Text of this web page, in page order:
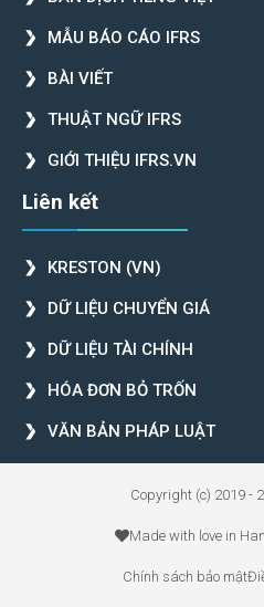
MẪU BÁO CÁO IFRS
BÀI VIẾT
THUẬT NGỮ IFRS
GIỚI THIỆU IFRS.VN
Liên kết
KRESTON (VN)
DỮ LIỆU CHUYỂN GIÁ
DỮ LIỆU TÀI CHÍNH
HÓA ĐƠN BỎ TRỐN
VĂN BẢN PHÁP LUẬT
Copyright (c) 2019 -
Made with love in
Chính sách bảo mật